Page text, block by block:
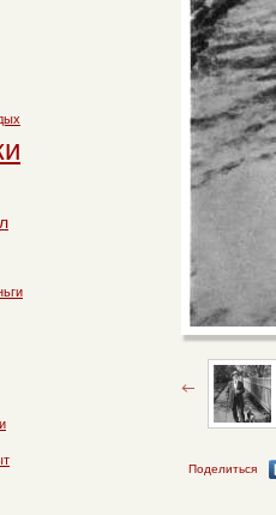
Поделиться